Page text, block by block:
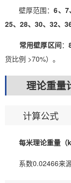
壁厚范围：6、7
25、28、30、32、
常用壁厚区间：
货比例 >70%）。
理论重量
计算公式
每米理论重量
系数0.02466来源